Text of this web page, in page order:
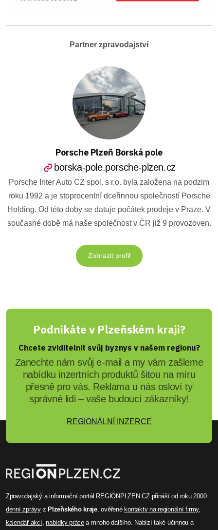
Partner zpravodajství
Porsche Plzeň Borská pole
borska-pole.porsche-plzen.cz
Porsche Inter Auto CZ spol. s r.o. byla založena na podzim
roku 1992 a je stoprocentní dceřinnou společností Porsche
Holding. Od této doby se datuje počátek prodeje v Praze. V
současné době má naše společnost v ČR již 9 provozoven.
Zobrazit profil
Podnikáte v Plzeňském kraji?
Chcete zviditelnit svůj byznys v našem regionu?
Zanechte nám svůj e-mail a my vám zašleme
nabídku inzertních produktů šitou na míru
přesně pro vás. Reklama u nás osloví ty
správné lidi – vaše budoucí zákazníky!
REGIONÁLNÍ INZERCE
Zpravodajský a informační portál REGIONPLZEN.CZ přináší od roku 2000
denní zprávyz Plzeňského kraje, ověřené kontakty na regionální firmy,
kalendář akcí,nabídky prácea mnoho dalšího. Nabízí také účinnou a